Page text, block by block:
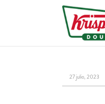
27 julio, 2023